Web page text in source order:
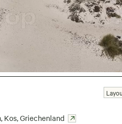
, Kos,Griechenland